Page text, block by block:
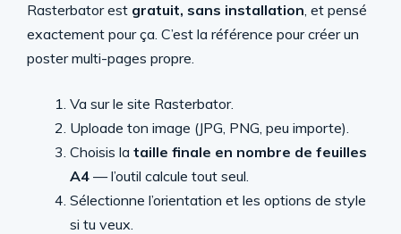
Rasterbator est gratuit, sans installation, et pensé
exactement pour ça. C’est la référence pour créer un
poster multi-pages propre.
Va sur le site Rasterbator.
Uploade ton image (JPG, PNG, peu importe).
Choisis la taille finale en nombre de feuilles
A4 — l’outil calcule tout seul.
Sélectionne l’orientation et les options de style
si tu veux.